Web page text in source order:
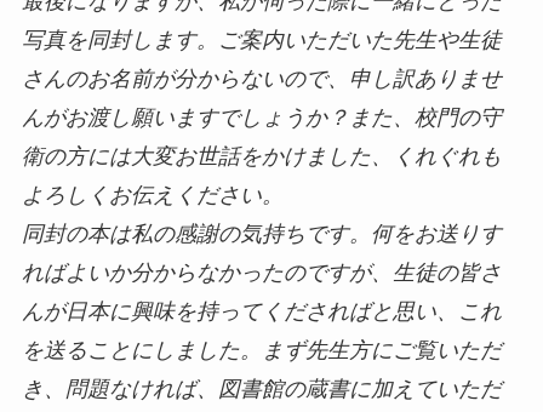
写真を同封します。ご案内いただいた先生や生徒
さんのお名前が分からないので、申し訳ありませ
んがお渡し願いますでしょうか？また、校門の守
衛の方には大変お世話をかけました、くれぐれも
よろしくお伝えください。
同封の本は私の感謝の気持ちです。何をお送りす
ればよいか分からなかったのですが、生徒の皆さ
んが日本に興味を持ってくださればと思い、これ
を送ることにしました。まず先生方にご覧いただ
き、問題なければ、図書館の蔵書に加えていただ